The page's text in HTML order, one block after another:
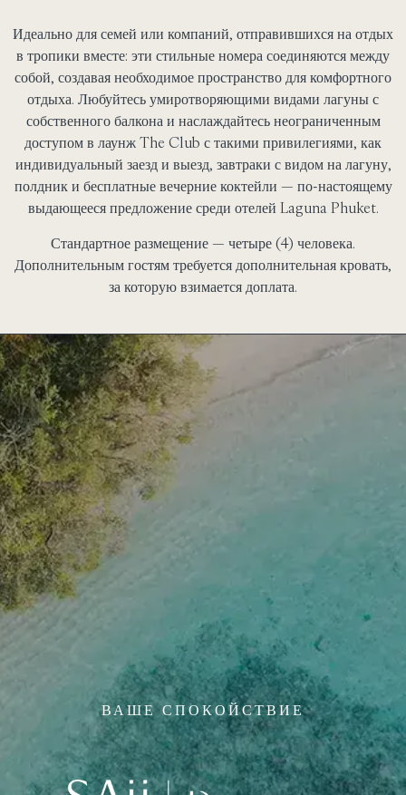
Идеально для семей или компаний, отправившихся на отдых
в тропики вместе: эти стильные номера соединяются между
собой, создавая необходимое пространство для комфортного
отдыха. Любуйтесь умиротворяющими видами лагуны с
собственного балкона и наслаждайтесь неограниченным
доступом в лаунж The Club с такими привилегиями, как
индивидуальный заезд и выезд, завтраки с видом на лагуну,
полдник и бесплатные вечерние коктейли — по-настоящему
выдающееся предложение среди отелей Laguna Phuket.
Стандартное размещение — четыре (4) человека.
Дополнительным гостям требуется дополнительная кровать,
за которую взимается доплата.
ВАШЕ СПОКОЙСТВИЕ